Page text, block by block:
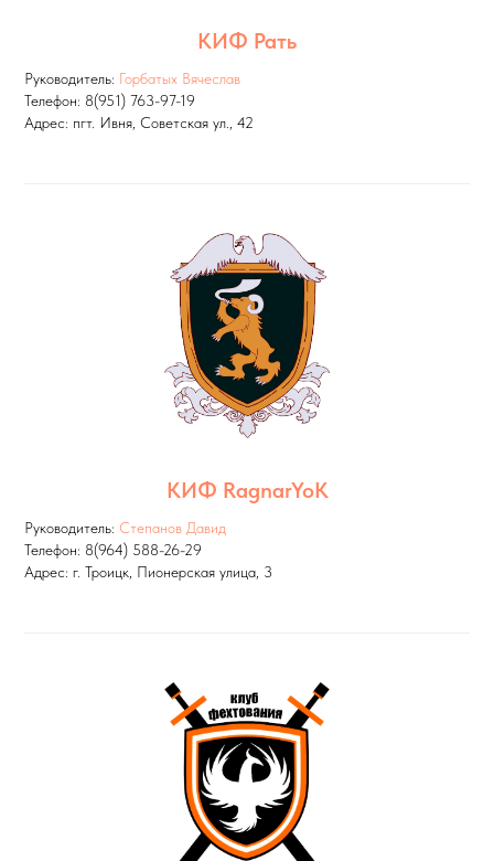
КИФ Рать
Руководитель: Горбатых Вячеслав
Телефон: 8(951) 763-97-19
Адрес: пгт. Ивня, Советская ул., 42
КИФ RagnarYoK
Руководитель: Степанов Давид
Телефон: 8(964) 588-26-29
Адрес: г. Троицк, Пионерская улица, 3